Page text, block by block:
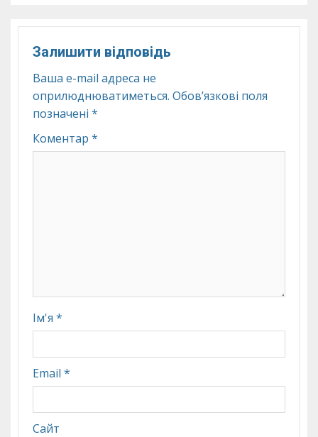
Залишити відповідь
Ваша e-mail адреса не
оприлюднюватиметься. Обов’язкові поля
позначені *
Коментар *
Ім'я *
Email *
Сайт